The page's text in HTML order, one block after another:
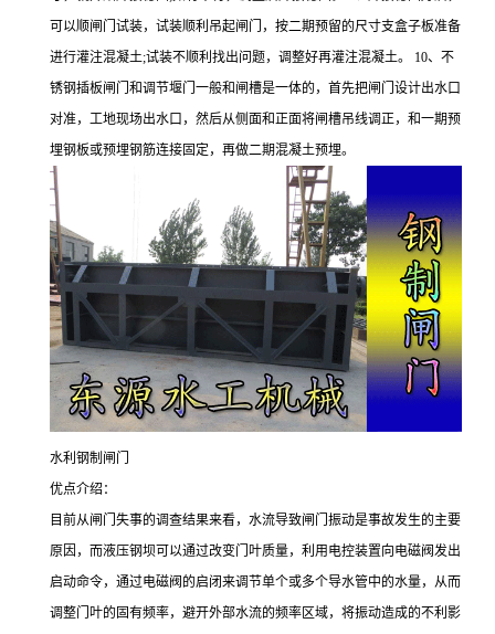
可以顺闸门试装，试装顺利吊起闸门，按二期预留的尺寸支盒子板准备
进行灌注混凝土;试装不顺利找出问题，调整好再灌注混凝土。 10、不
锈钢插板闸门和调节堰门一般和闸槽是一体的，首先把闸门设计出水口
对准，工地现场出水口，然后从侧面和正面将闸槽吊线调正，和一期预
埋钢板或预埋钢筋连接固定，再做二期混凝土预埋。
水利钢制闸门
优点介绍：
目前从闸门失事的调查结果来看，水流导致闸门振动是事故发生的主要
原因，而液压钢坝可以通过改变门叶质量，利用电控装置向电磁阀发出
启动命令，通过电磁阀的启闭来调节单个或多个导水管中的水量，从而
调整门叶的固有频率，避开外部水流的频率区域，将振动造成的不利影